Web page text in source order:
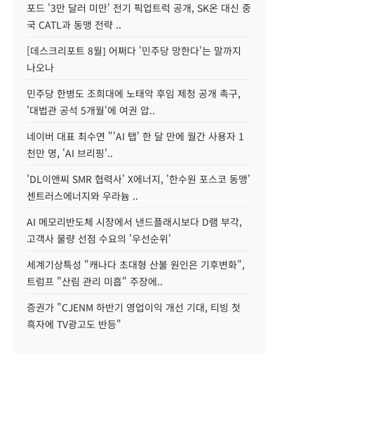
포드 '3만 달러 미만' 전기 픽업트럭 공개, SK온 대신 중
국 CATL과 동맹 전략 ..
[데스크리포트 8월] 어쩌다 '민주당 망한다'는 말까지
나오나
민주당 한병도 조희대에 노태악 후임 제청 공개 촉구,
'대법관 공석 5개월'에 여권 압..
네이버 대표 최수연 "'AI 탭' 한 달 만에 월간 사용자 1
천만 명, 'AI 브리핑'..
'DL이앤씨 SMR 협력사' X에너지, '한수원 포스코 동맹'
센트러스에너지와 우라늄 ..
AI 메모리반도체 시장에서 낸드플래시보다 D램 부각,
고객사 물량 선점 수요의 '우선순위'
세계기상특성 "캐나다 초대형 산불 원인은 기후변화",
트럼프 "산림 관리 미흡" 주장에..
증권가 "CJENM 하반기 영업이익 개선 기대, 티빙 첫
흑자에 TV광고도 반등"